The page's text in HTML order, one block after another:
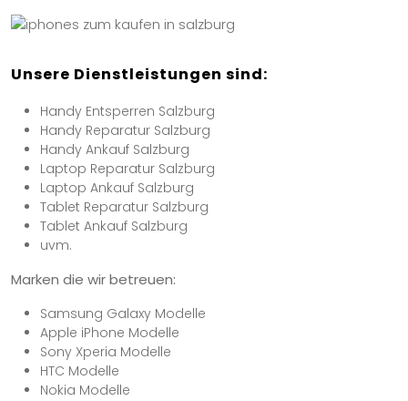
Unsere Dienstleistungen sind:
Handy Entsperren Salzburg
Handy Reparatur Salzburg
Handy Ankauf Salzburg
Laptop Reparatur Salzburg
Laptop Ankauf Salzburg
Tablet Reparatur Salzburg
Tablet Ankauf Salzburg
uvm.
Marken die wir betreuen:
Samsung Galaxy Modelle
Apple iPhone Modelle
Sony Xperia Modelle
HTC Modelle
Nokia Modelle